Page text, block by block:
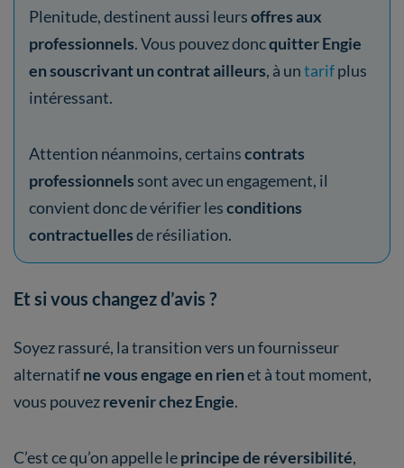
Plenitude, destinent aussi leursoffres aux
professionnels. Vous pouvez doncquitter Engie
en souscrivant un contrat ailleurs, à untarifplus
intéressant.
Attention néanmoins, certainscontrats
professionnels sont avec un engagement, il
convient donc de vérifier lesconditions
contractuellesde résiliation.
Et si vous changez d’avis ?
Soyez rassuré, la transition vers un fournisseur
alternatifne vous engage en rienet à tout moment,
vous pouvezrevenir chez Engie.
C’est ce qu’on appelle leprincipe de réversibilité,